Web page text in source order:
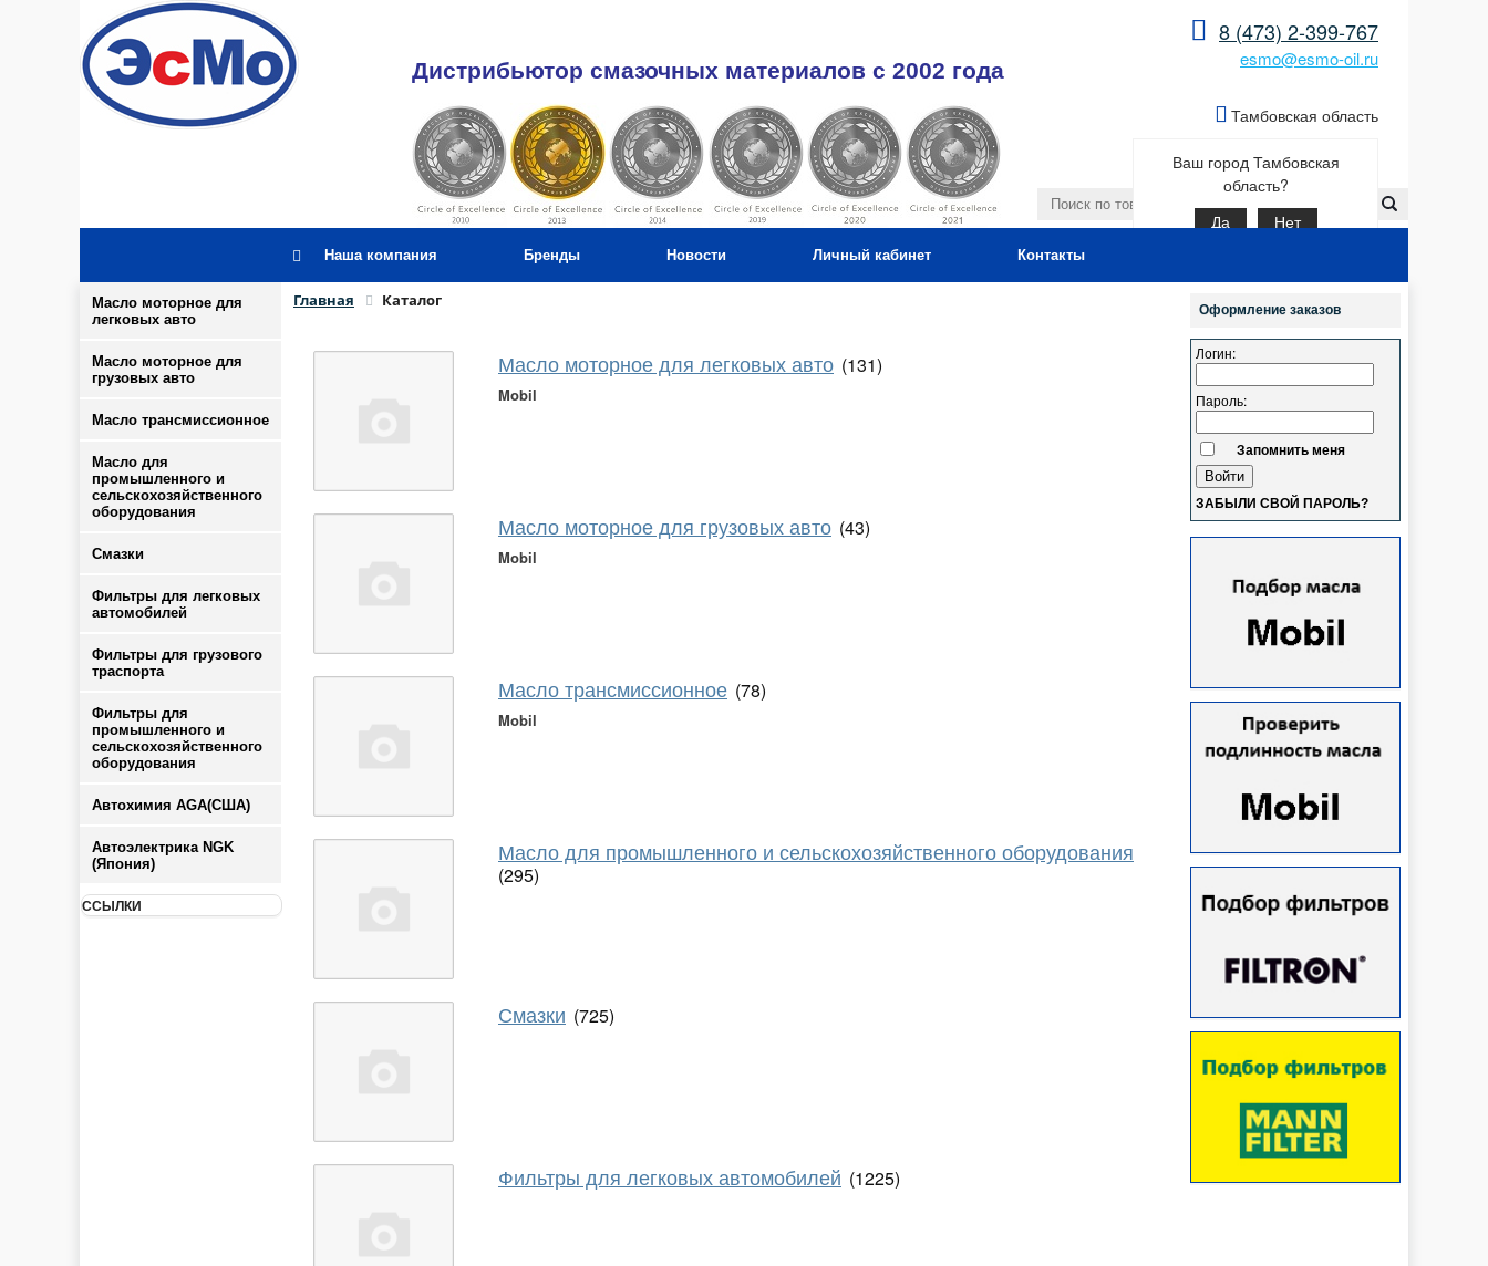
8 (473) 2-399-767
esmo@esmo-oil.ru
Дистрибьютор смазочных материалов c 2002 года
Тамбовская область
Ваш город Тамбовская
область?
Да Нет
Наша компания Бренды Новости Личный кабинет Контакты
Масло моторное для
легковых авто
Масло моторное для
грузовых авто
Масло трансмиссионное
Масло для
промышленного и
сельскохозяйственного
оборудования
Смазки
Фильтры для легковых
автомобилей
Фильтры для грузового
траспорта
Фильтры для
промышленного и
сельскохозяйственного
оборудования
Автохимия AGA(США)
Автоэлектрика NGK
(Япония)
ССЫЛКИ
Главная Каталог
Масло моторное для легковых авто (131)
Mobil
Масло моторное для грузовых авто (43)
Mobil
Масло трансмиссионное (78)
Mobil
Масло для промышленного и сельскохозяйственного оборудования
(295)
Смазки (725)
Фильтры для легковых автомобилей (1225)
Оформление заказов
Логин:
Пароль:
Запомнить меня
ЗАБЫЛИ СВОЙ ПАРОЛЬ?